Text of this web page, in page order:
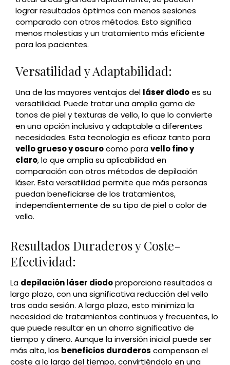
lograr resultados óptimos con menos sesiones
comparado con otros métodos. Esto significa
menos molestias y un tratamiento más eficiente
para los pacientes.
Versatilidad y Adaptabilidad:
Una de las mayores ventajas del láser diodoes su
versatilidad. Puede tratar una amplia gama de
tonos de piel y texturas de vello, lo que lo convierte
en una opción inclusiva y adaptable a diferentes
necesidades. Esta tecnología es eficaz tanto para
vello grueso y oscurocomo paravello fino y
claro, lo que amplía su aplicabilidad en
comparación con otros métodos de depilación
láser. Esta versatilidad permite que más personas
puedan beneficiarse de los tratamientos,
independientemente de su tipo de piel o color de
vello.
Resultados Duraderos y Coste-
Efectividad:
La depilación láser diodoproporciona resultados a
largo plazo, con una significativa reducción del vello
tras cada sesión. A largo plazo, esto minimiza la
necesidad de tratamientos continuos y frecuentes, lo
que puede resultar en un ahorro significativo de
tiempo y dinero. Aunque la inversión inicial puede ser
más alta, los beneficios duraderos compensan el
coste a lo largo del tiempo, convirtiéndolo en una